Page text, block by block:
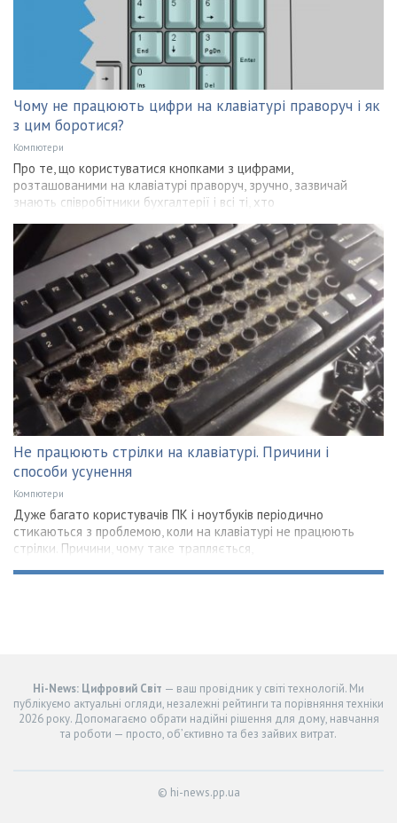
Чому не працюють цифри на клавіатурі праворуч і як
з цим боротися?
Компютери
Про те, що користуватися кнопками з цифрами,
розташованими на клавіатурі праворуч, зручно, зазвичай
знають співробітники бухгалтерії і всі ті, хто
Не працюють стрілки на клавіатурі. Причини і
способи усунення
Компютери
Дуже багато користувачів ПК і ноутбуків періодично
стикаються з проблемою, коли на клавіатурі не працюють
стрілки. Причини, чому таке трапляється,
Hi-News: Цифровий Світ — ваш провідник у світі технологій. Ми
публікуємо актуальні огляди, незалежні рейтинги та порівняння техніки
2026 року. Допомагаємо обрати надійні рішення для дому, навчання
та роботи — просто, об’єктивно та без зайвих витрат.
© hi-news.pp.ua